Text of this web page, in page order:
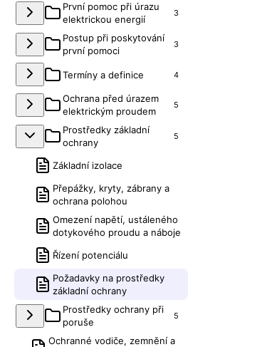
První pomoc při úrazu
elektrickou energií
3
Postup při poskytování
první pomoci
3
Termíny a definice 4
Ochrana před úrazem
elektrickým proudem
5
Prostředky základní
ochrany
5
Základní izolace
Přepážky, kryty, zábrany a
ochrana polohou
Omezení napětí, ustáleného
dotykového proudu a náboje
Řízení potenciálu
Požadavky na prostředky
základní ochrany
Prostředky ochrany při
poruše
5
Ochranné vodiče, zemnění a